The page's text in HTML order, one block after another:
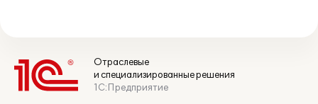
Отраслевые
и специализированные решения
1С:Предприятие